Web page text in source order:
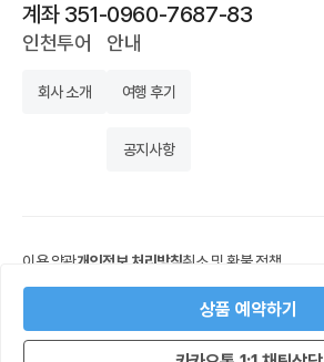
상품 예약하기
계좌 351-0960-7687-83
인천투어
회사 소개
안내
여행 후기
공지사항
이용 약관개인정보 처리방침취소 및 환불 정책
개인정보보호책임자 최미희
사업자등록번호 614-03-26076
통신판매등록번호 : 제 2017-인천남구-0488 호